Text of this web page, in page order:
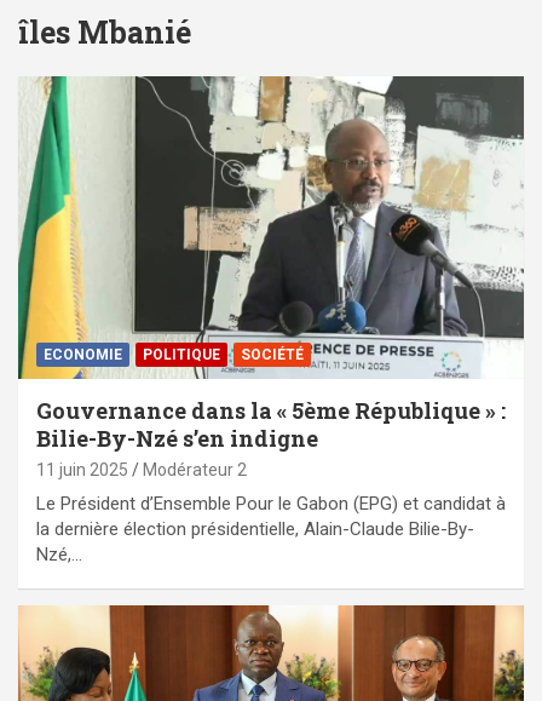
îles Mbanié
ECONOMIE POLITIQUE SOCIÉTÉ
Gouvernance dans la « 5ème République » :
Bilie-By-Nzé s’en indigne
11 juin 2025 Modérateur 2
Le Président d’Ensemble Pour le Gabon (EPG) et candidat à
la dernière élection présidentielle, Alain-Claude Bilie-By-
Nzé,…